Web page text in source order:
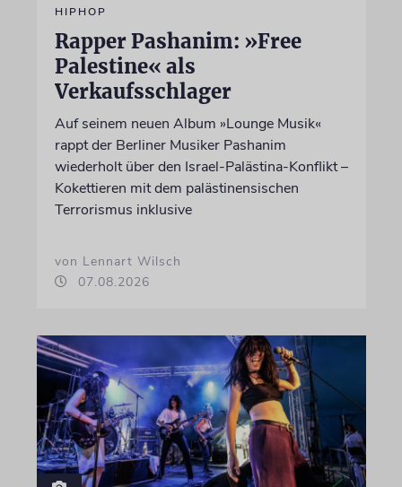
HIPHOP
Rapper Pashanim: »Free
Palestine« als
Verkaufsschlager
Auf seinem neuen Album »Lounge Musik«
rappt der Berliner Musiker Pashanim
wiederholt über den Israel-Palästina-Konflikt –
Kokettieren mit dem palästinensischen
Terrorismus inklusive
von Lennart Wilsch
07.08.2026